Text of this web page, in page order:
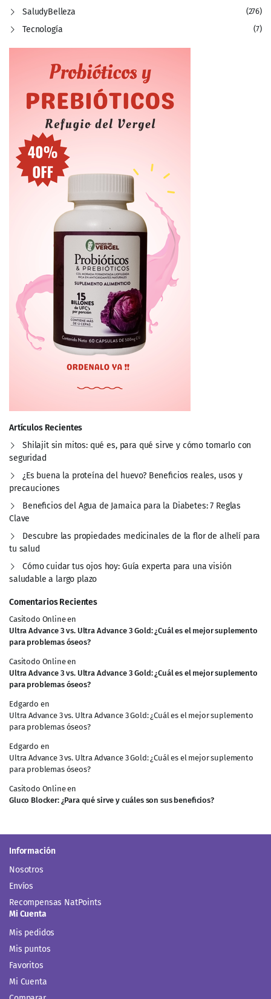
SaludyBelleza (276)
Tecnología (7)
Artículos Recientes
Shilajit sin mitos: qué es, para qué sirve y cómo tomarlo con
seguridad
¿Es buena la proteína del huevo? Beneficios reales, usos y
precauciones
Beneficios del Agua de Jamaica para la Diabetes: 7 Reglas
Clave
Descubre las propiedades medicinales de la flor de alhelí para
tu salud
Cómo cuidar tus ojos hoy: Guía experta para una visión
saludable a largo plazo
Comentarios Recientes
Casitodo Onlineen
Ultra Advance 3 vs. Ultra Advance 3 Gold: ¿Cuál es el mejor suplemento
para problemas óseos?
Casitodo Onlineen
Ultra Advance 3 vs. Ultra Advance 3 Gold: ¿Cuál es el mejor suplemento
para problemas óseos?
Edgardo en
Ultra Advance 3 vs. Ultra Advance 3 Gold: ¿Cuál es el mejor suplemento
para problemas óseos?
Edgardo en
Ultra Advance 3 vs. Ultra Advance 3 Gold: ¿Cuál es el mejor suplemento
para problemas óseos?
Casitodo Onlineen
Gluco Blocker: ¿Para qué sirve y cuáles son sus beneficios?
Información
Nosotros
Envíos
Recompensas NatPoints
Mi Cuenta
Mis pedidos
Mis puntos
Favoritos
Mi Cuenta